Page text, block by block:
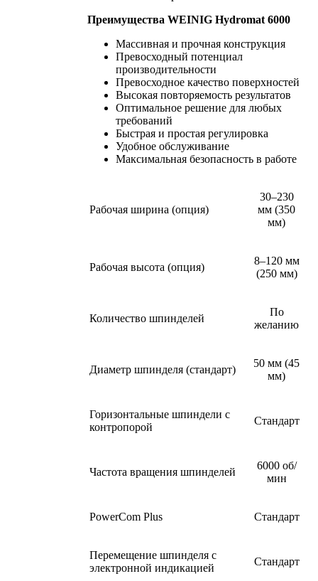
Преимущества WEINIG Hydromat 6000
Массивная и прочная конструкция
Превосходный потенциал
производительности
Превосходное качество поверхностей
Высокая повторяемость результатов
Оптимальное решение для любых
требований
Быстрая и простая регулировка
Удобное обслуживание
Максимальная безопасность в работе
Рабочая ширина (опция)
30–230
мм (350
мм)
Рабочая высота (опция)
8–120 мм
(250 мм)
Количество шпинделей
По
желанию
Диаметр шпинделя (стандарт)
50 мм (45
мм)
Горизонтальные шпиндели с
контропорой
Стандарт
Частота вращения шпинделей
6000 об/
мин
PowerCom Plus Стандарт
Перемещение шпинделя с
электронной индикацией
Стандарт